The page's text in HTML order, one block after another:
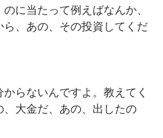
に当たって例えばなんか、
、あの、その投資してくだ
らないんですよ。教えてく
大金だ、あの、出したの